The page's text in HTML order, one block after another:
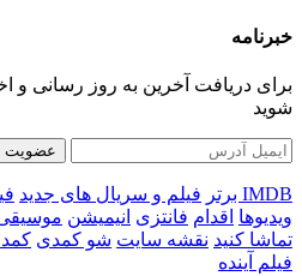
خبرنامه
برای دریافت آخرین به روز رسانی و
شوید
عضویت
IMDB برتر فیلم و سریال های جدید
ویدیوها اقدام فانتزی انیمیشن
تماشا کنید نقشه سایت شو کمدی
فیلم آینده